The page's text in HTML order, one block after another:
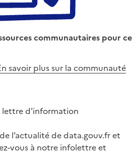
communautaires pour ce
savoir plus sur la communauté
lettre d'information
l’actualité de data.gouv.fr et
vous à notre infolettre et